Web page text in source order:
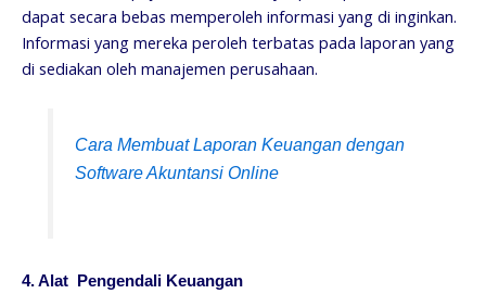
dapat secara bebas memperoleh informasi yang di inginkan.
Informasi yang mereka peroleh terbatas pada laporan yang
di sediakan oleh manajemen perusahaan.
Cara Membuat Laporan Keuangan dengan
Software Akuntansi Online
4. Alat Pengendali Keuangan